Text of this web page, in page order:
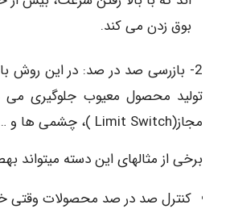
بوق زدن می کند.
2- بازرسی صد در صد: در این روش
تولید محصول معیوب جلوگیری
مجاز(Limit Switch )، چشمی­ ها و …
برخی از مثال­های این دسته می­تواند
کنترل صد در صد محصولات وقتی